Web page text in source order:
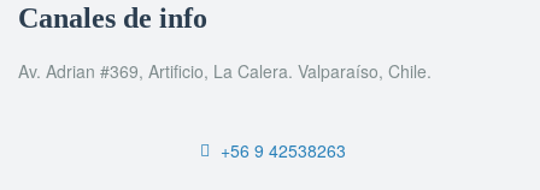
Canales de info
Av. Adrian #369, Artificio, La Calera. Valparaíso, Chile.
+56 9 42538263